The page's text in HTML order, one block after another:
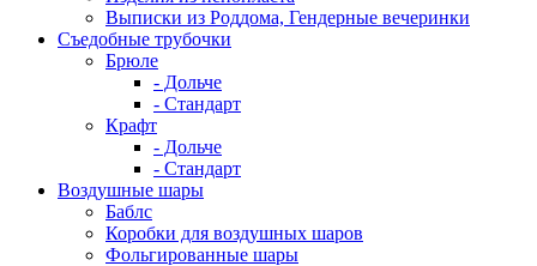
Выписки из Роддома, Гендерные вечеринки
Съедобные трубочки
Брюле
- Дольче
- Стандарт
Крафт
- Дольче
- Стандарт
Воздушные шары
Баблс
Коробки для воздушных шаров
Фольгированные шары